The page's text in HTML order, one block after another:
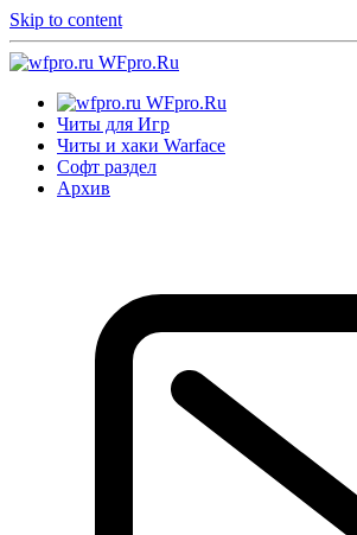
Skip to content
WFpro.Ru
WFpro.Ru
Читы для Игр
Читы и хаки Warface
Софт раздел
Архив